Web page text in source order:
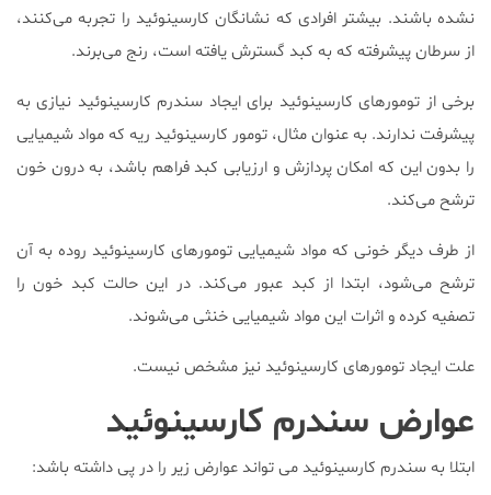
نشده باشند. بیشتر افرادی که نشانگان کارسینوئید را تجربه می‌کنند،
از سرطان پیشرفته که به کبد گسترش یافته است، رنج می‌برند.
برخی از تومورهای کارسینوئید برای ایجاد سندرم کارسینوئید نیازی به
پیشرفت ندارند. به عنوان مثال، تومور کارسینوئید ریه که مواد شیمیایی
را بدون این که امکان پردازش و ارزیابی کبد فراهم باشد، به درون خون
ترشح می‌کند.
از طرف دیگر خونی که مواد شیمیایی تومورهای کارسینوئید روده به آن
ترشح می‌شود، ابتدا از کبد عبور می‌کند. در این حالت کبد خون را
تصفیه کرده و اثرات این مواد شیمیایی خنثی می‌شوند.
علت ایجاد تومورهای کارسینوئید نیز مشخص نیست.
عوارض سندرم کارسینوئید
ابتلا به سندرم کارسینوئید می تواند عوارض زیر را در پی داشته باشد: